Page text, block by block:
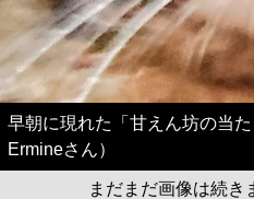
早朝に現れた「甘えん坊の当
Ermineさん）
まだまだ画像は続き